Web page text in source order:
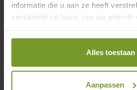
informatie die u aan ze heeft
verzameld op basis van uw gebruik
Alles toestaan
Aanpassen